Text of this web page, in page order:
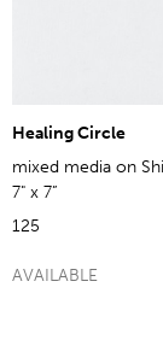
Healing Circle
mixed media on
7" x 7”
125
AVAILABLE